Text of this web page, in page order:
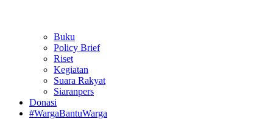
Buku
Policy Brief
Riset
Kegiatan
Suara Rakyat
Siaranpers
Donasi
#WargaBantuWarga